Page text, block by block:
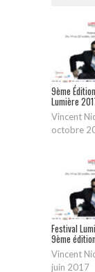
9ème
Lumière
Vincent
octobre
Festival
9ème édition
Vincent
juin 2017